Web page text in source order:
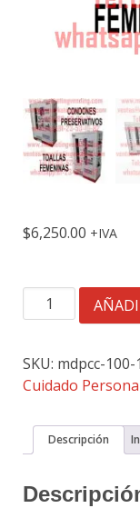
$6,250.00 IVA
SELECCIONES
TAMAÑO
MINI
TOALLAS
O
cantidad
SKU: mdpcc-100-
Cuidado
Descripción